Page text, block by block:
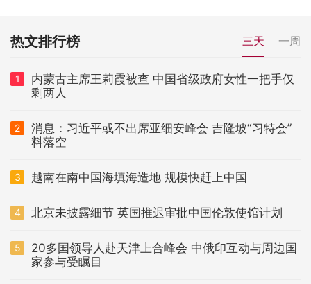
热文排行榜 三天 一周
1
内蒙古主席王莉霞被查 中国省级政府女性一把手仅
剩两人
2
消息：习近平或不出席亚细安峰会 吉隆坡“习特会”
料落空
3 越南在南中国海填海造地 规模快赶上中国
4 北京未披露细节 英国推迟审批中国伦敦使馆计划
5
20多国领导人赴天津上合峰会 中俄印互动与周边国
家参与受瞩目